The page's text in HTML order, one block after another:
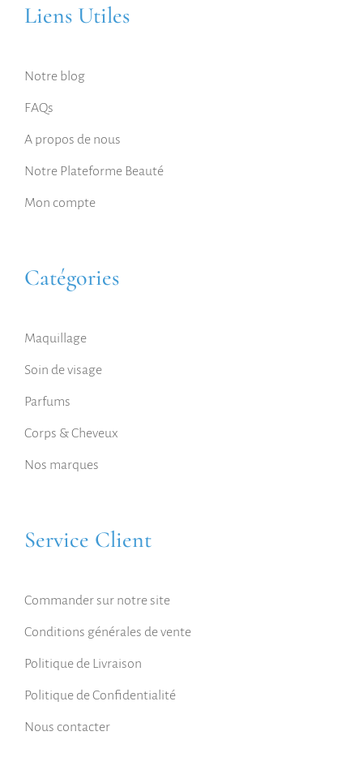
Liens Utiles
Notre blog
FAQs
A propos de nous
Notre Plateforme Beauté
Mon compte
Catégories
Maquillage
Soin de visage
Parfums
Corps & Cheveux
Nos marques
Service Client
Commander sur notre site
Conditions générales de vente
Politique de Livraison
Politique de Confidentialité
Nous contacter